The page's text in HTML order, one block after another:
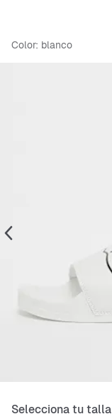
Color: blanco
Selecciona tu talla